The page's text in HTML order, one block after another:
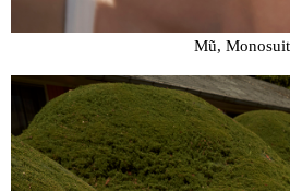
Mũ,